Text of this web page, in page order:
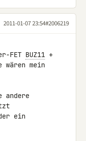
2011-01-07 23:54#2006219
FET BUZ11 +
wären mein
andere
ein